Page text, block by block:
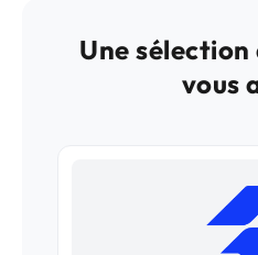
Une sélection
vous